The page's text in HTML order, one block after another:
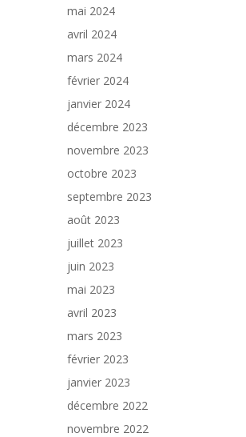
mai 2024
avril 2024
mars 2024
février 2024
janvier 2024
décembre 2023
novembre 2023
octobre 2023
septembre 2023
août 2023
juillet 2023
juin 2023
mai 2023
avril 2023
mars 2023
février 2023
janvier 2023
décembre 2022
novembre 2022